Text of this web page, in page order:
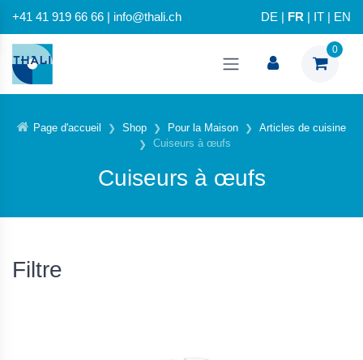
+41 41 919 66 66 | info@thali.ch DE FR IT EN
0
Page d'accueil Shop Pour la Maison
Articles de cuisine
Cuiseurs à œufs
Cuiseurs à œufs
Filtre